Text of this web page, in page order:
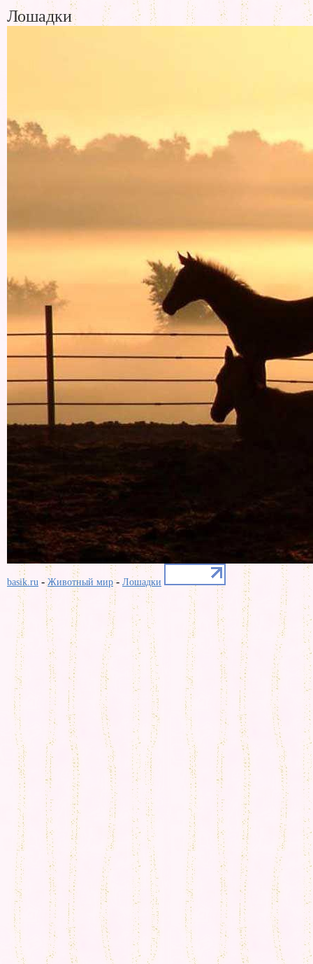
Лошадки
basik.ru -Животный мир- Лошадки